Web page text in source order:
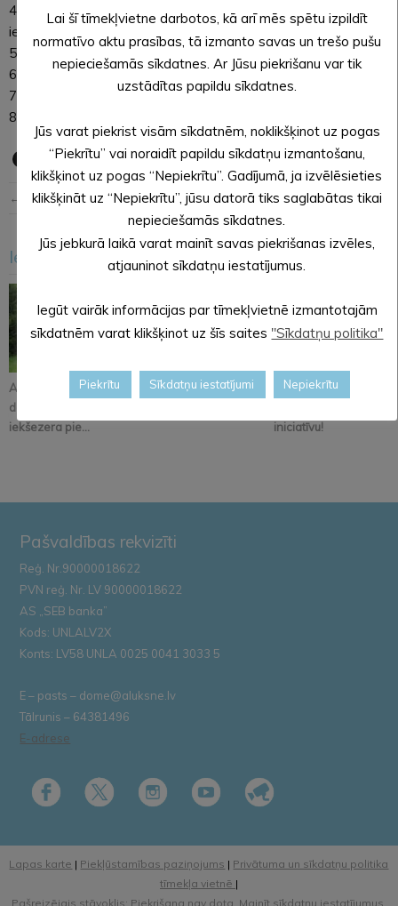
4. Iespēju piedalīties kultūras dzīvē nodrošināšana
iedzīvotājiem.
5. Degradēto teritoriju un ēku jautājums.
6. Tualetes izveidošana Umernieku stacijā.
7. Iedzīvotāju iesniegumu izvērtēšana.
8. Citi jautājumi.
← Iepriekšējā ziņa Nākošā ziņa →
Iesakām arī šo
Atsāksies meliorācijas
darbi Alūksnes
iekšezera pie...
Atjaunos Melleņkalna
Pastāsti savas domas
iniciatīvu!
Pašvaldības rekvizīti
Reģ. Nr.90000018622
PVN reģ. Nr. LV 90000018622
AS „SEB banka”
Kods: UNLALV2X
Konts: LV58 UNLA 0025 0041 3033 5
E – pasts – dome@aluksne.lv
Tālrunis – 64381496
E-adrese
Lapas karte | Piekļūstamības paziņojums | Privātuma un sīkdatņu politika
tīmekļa vietnē |
Pašreizējais stāvoklis: Piekrišana nav dota. Mainīt sīkdatņu iestatījumus.
Lai šī tīmekļvietne darbotos, kā arī mēs spētu izpildīt
normatīvo aktu prasības, tā izmanto savas un trešo pušu
nepieciešamās sīkdatnes. Ar Jūsu piekrišanu var tik
uzstādītas papildu sīkdatnes.
Jūs varat piekrist visām sīkdatnēm, noklikšķinot uz pogas
“Piekrītu” vai noraidīt papildu sīkdatņu izmantošanu,
klikšķinot uz pogas “Nepiekrītu”. Gadījumā, ja izvēlēsieties
klikšķināt uz “Nepiekrītu”, jūsu datorā tiks saglabātas tikai
nepieciešamās sīkdatnes.
Jūs jebkurā laikā varat mainīt savas piekrišanas izvēles,
atjauninot sīkdatņu iestatījumus.
Iegūt vairāk informācijas par tīmekļvietnē izmantotajām
sīkdatnēm varat klikšķinot uz šīs saites "Sīkdatņu politika"
Piekrītu Sīkdatņu iestatījumi Nepiekrītu